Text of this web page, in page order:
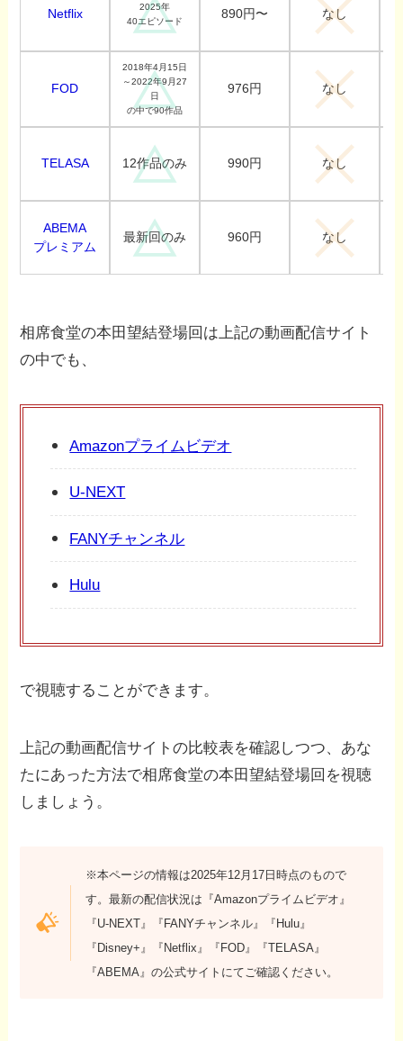
Netflix
2025年
40エピソード
890円〜 なし
FOD
2018年4月15日
～2022年9月27
日
の中で90作品
976円 なし
TELASA 12作品のみ 990円 なし
ABEMA
プレミアム
最新回のみ 960円 なし
相席食堂の本田望結登場回は上記の動画配信サイト
の中でも、
Amazonプライムビデオ
U-NEXT
FANYチャンネル
Hulu
で視聴することができます。
上記の動画配信サイトの比較表を確認しつつ、あな
たにあった方法で相席食堂の本田望結登場回を視聴
しましょう。
※本ページの情報は2025年12月17日時点のもので
す。最新の配信状況は『Amazonプライムビデオ』
『U-NEXT』『FANYチャンネル』『Hulu』
『Disney+』『Netflix』『FOD』『TELASA』
『ABEMA』の公式サイトにてご確認ください。